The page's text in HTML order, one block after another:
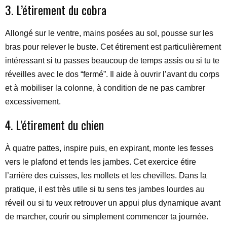
3. L’étirement du cobra
Allongé sur le ventre, mains posées au sol, pousse sur les
bras pour relever le buste. Cet étirement est particulièrement
intéressant si tu passes beaucoup de temps assis ou si tu te
réveilles avec le dos “fermé”. Il aide à ouvrir l’avant du corps
et à mobiliser la colonne, à condition de ne pas cambrer
excessivement.
4. L’étirement du chien
À quatre pattes, inspire puis, en expirant, monte les fesses
vers le plafond et tends les jambes. Cet exercice étire
l’arrière des cuisses, les mollets et les chevilles. Dans la
pratique, il est très utile si tu sens tes jambes lourdes au
réveil ou si tu veux retrouver un appui plus dynamique avant
de marcher, courir ou simplement commencer ta journée.